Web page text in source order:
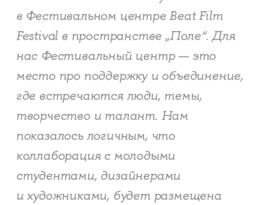
в Фестивальном центре Beat Film
Festival в пространстве „Поле“. Для
нас Фестивальный центр — это
место про поддержку и объединение,
где встречаются люди, темы,
творчество и талант. Нам
показалось логичным, что
коллаборация с молодыми
студентами, дизайнерами
и художниками, будет размещена